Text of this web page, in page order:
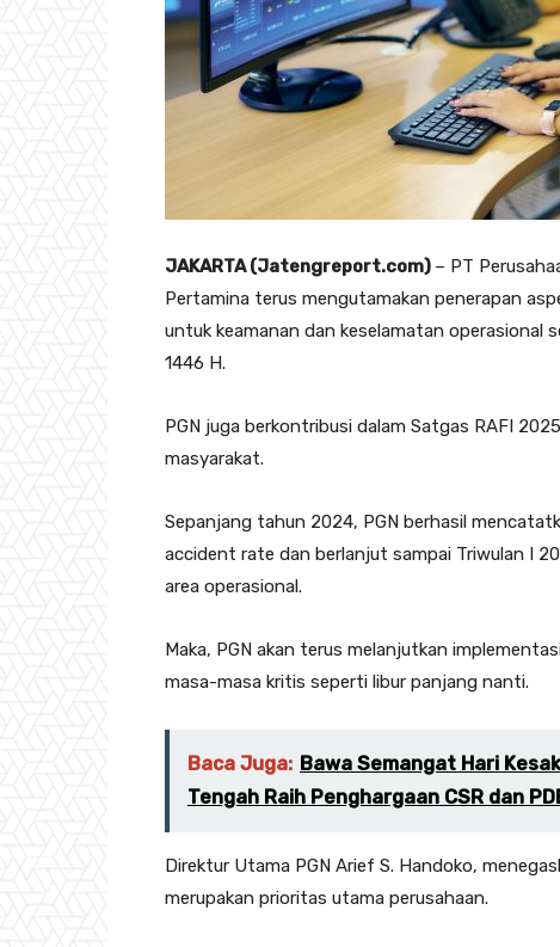
JAKARTA (Jatengreport.com) – PT
Pertamina terus mengutamakan penerapan
untuk keamanan dan keselamatan operasional
1446 H.
PGN juga berkontribusi dalam Satgas RAFI
masyarakat.
Sepanjang tahun 2024, PGN berhasil
accident rate dan berlanjut sampai Triwulan I
area operasional.
Maka, PGN akan terus melanjutkan
masa-masa kritis seperti libur panjang nanti.
Baca Juga: Bawa Semangat Hari
Tengah Raih Penghargaan CSR dan
Direktur Utama PGN Arief S. Handoko,
merupakan prioritas utama perusahaan.